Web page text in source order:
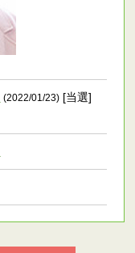
(2022/01/23) [当選]